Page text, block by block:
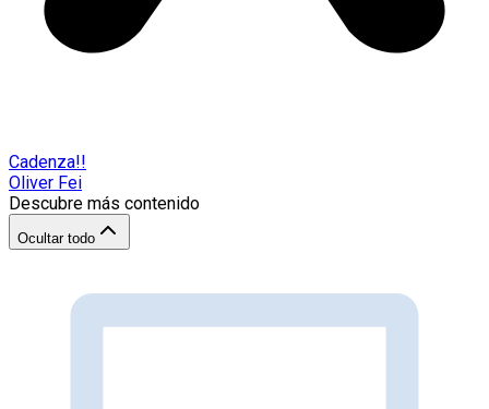
Cadenza!!
Oliver Fei
Descubre más contenido
Ocultar todo